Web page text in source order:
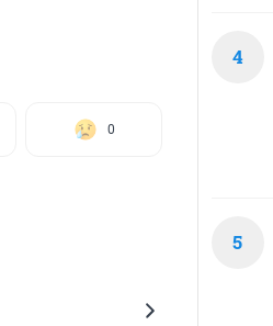
0
4
5